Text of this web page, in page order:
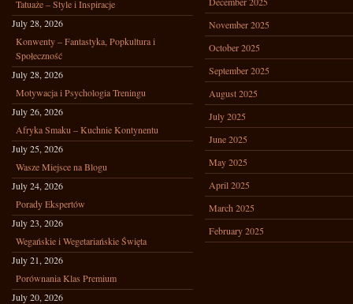
Tatuaże – Style i Inspiracje
July 28, 2026
Konwenty – Fantastyka, Popkultura i
Społeczność
July 28, 2026
Motywacja i Psychologia Treningu
July 26, 2026
Afryka Smaku – Kuchnie Kontynentu
July 25, 2026
Wasze Miejsce na Blogu
July 24, 2026
Porady Ekspertów
July 23, 2026
Wegańskie i Wegetariańskie Święta
July 21, 2026
Porównania Klas Premium
July 20, 2026
November 2025
October 2025
September 2025
August 2025
July 2025
June 2025
May 2025
April 2025
March 2025
February 2025